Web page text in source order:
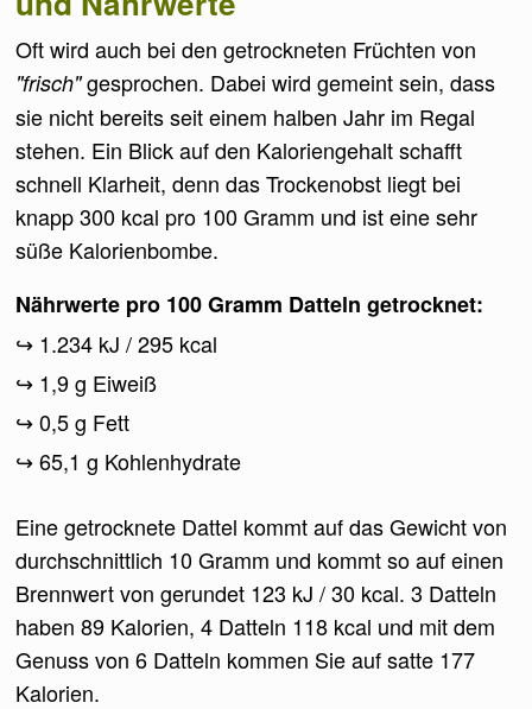
Oft wird auch bei den getrockneten Früchten von
"frisch"gesprochen. Dabei wird gemeint sein, dass
sie nicht bereits seit einem halben Jahr im Regal
stehen. Ein Blick auf den Kaloriengehalt schafft
schnell Klarheit, denn das Trockenobst liegt bei
knapp 300 kcal pro 100 Gramm und ist eine sehr
süße Kalorienbombe.
Nährwerte pro 100 Gramm Datteln getrocknet:
1.234 kJ / 295 kcal
1,9 g Eiweiß
0,5 g Fett
65,1 g Kohlenhydrate
Eine getrocknete Dattel kommt auf das Gewicht von
durchschnittlich 10 Gramm und kommt so auf einen
Brennwert von gerundet 123 kJ / 30 kcal. 3 Datteln
haben 89 Kalorien, 4 Datteln 118 kcal und mit dem
Genuss von 6 Datteln kommen Sie auf satte 177
Kalorien.